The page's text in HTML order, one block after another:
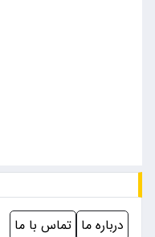
درباره ما تماس با ما